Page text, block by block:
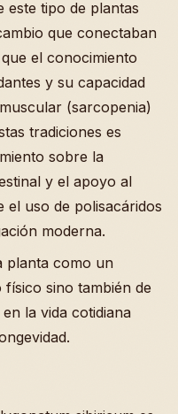
este tipo de plantas
que conectaban
el conocimiento
y su capacidad
(sarcopenia)
tradiciones es
sobre la
y el apoyo al
el uso de polisacáridos
moderna.
planta como un
sino también de
la vida cotidiana